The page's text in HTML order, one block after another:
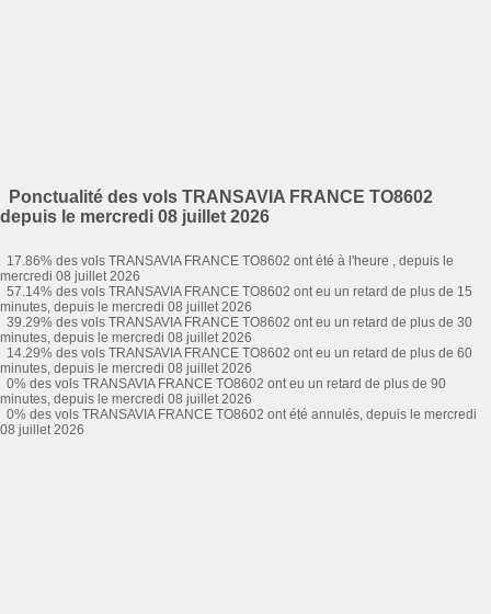
Ponctualité des vols TRANSAVIA FRANCE TO8602
depuis le mercredi 08 juillet 2026
17.86% des vols TRANSAVIA FRANCE TO8602 ont été à l'heure , depuis le
mercredi 08 juillet 2026
57.14% des vols TRANSAVIA FRANCE TO8602 ont eu un retard de plus de 15
minutes, depuis le mercredi 08 juillet 2026
39.29% des vols TRANSAVIA FRANCE TO8602 ont eu un retard de plus de 30
minutes, depuis le mercredi 08 juillet 2026
14.29% des vols TRANSAVIA FRANCE TO8602 ont eu un retard de plus de 60
minutes, depuis le mercredi 08 juillet 2026
0% des vols TRANSAVIA FRANCE TO8602 ont eu un retard de plus de 90
minutes, depuis le mercredi 08 juillet 2026
0% des vols TRANSAVIA FRANCE TO8602 ont été annulés, depuis le mercredi
08 juillet 2026